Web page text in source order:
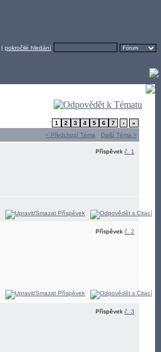
| pokročilé hledání
1 2 3 4 5 6 7 ›
»
< Předchozí Téma Další Téma >
Příspěvek č. 1
Příspěvek č. 2
Příspěvek č. 3